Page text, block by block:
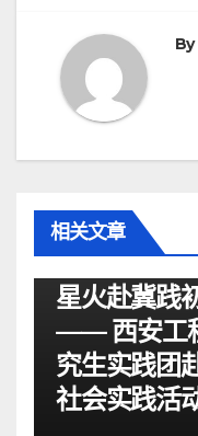
航
By
相关文章
星火赴冀践
—— 西安工
究生实践团
社会实践活